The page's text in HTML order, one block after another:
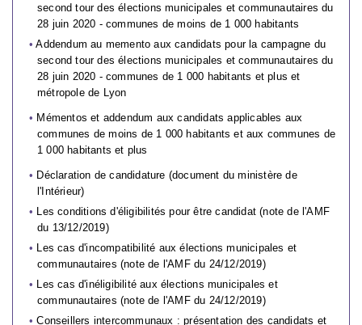
second tour des élections municipales et communautaires du
28 juin 2020 - communes de moins de 1 000 habitants
Addendum au memento aux candidats pour la campagne du
second tour des élections municipales et communautaires du
28 juin 2020 - communes de 1 000 habitants et plus et
métropole de Lyon
Mémentos et addendum aux candidats applicables aux
communes de moins de 1 000 habitants et aux communes de
1 000 habitants et plus
Déclaration de candidature (document du ministère de
l'Intérieur)
Les conditions d'éligibilités pour être candidat (note de l'AMF
du 13/12/2019)
Les cas d'incompatibilité aux élections municipales et
communautaires (note de l'AMF du 24/12/2019)
Les cas d'inéligibilité aux élections municipales et
communautaires (note de l'AMF du 24/12/2019)
Conseillers intercommunaux : présentation des candidats et